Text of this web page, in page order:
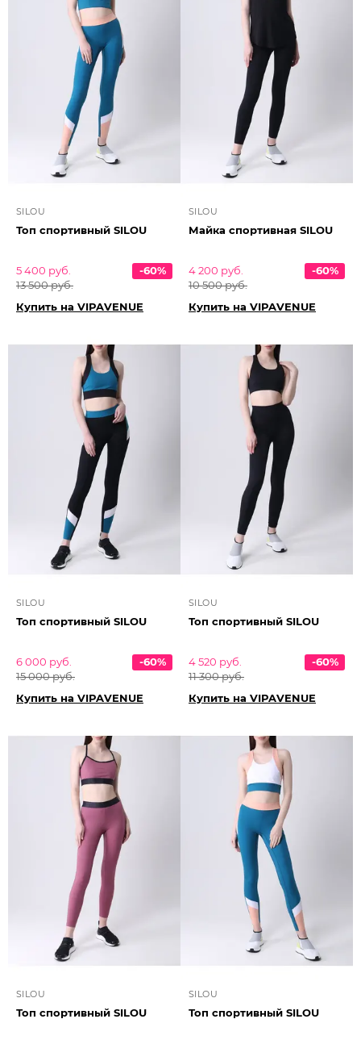
SILOU
Топ спортивный SILOU
5 400 руб.
13 500 руб.
-60%
Купить на VIPAVENUE
SILOU
Майка спортивная SILOU
4 200 руб.
10 500 руб.
-60%
Купить на VIPAVENUE
SILOU
Топ спортивный SILOU
6 000 руб.
15 000 руб.
-60%
Купить на VIPAVENUE
SILOU
Топ спортивный SILOU
4 520 руб.
11 300 руб.
-60%
Купить на VIPAVENUE
SILOU
Топ спортивный SILOU
SILOU
Топ спортивный SILOU